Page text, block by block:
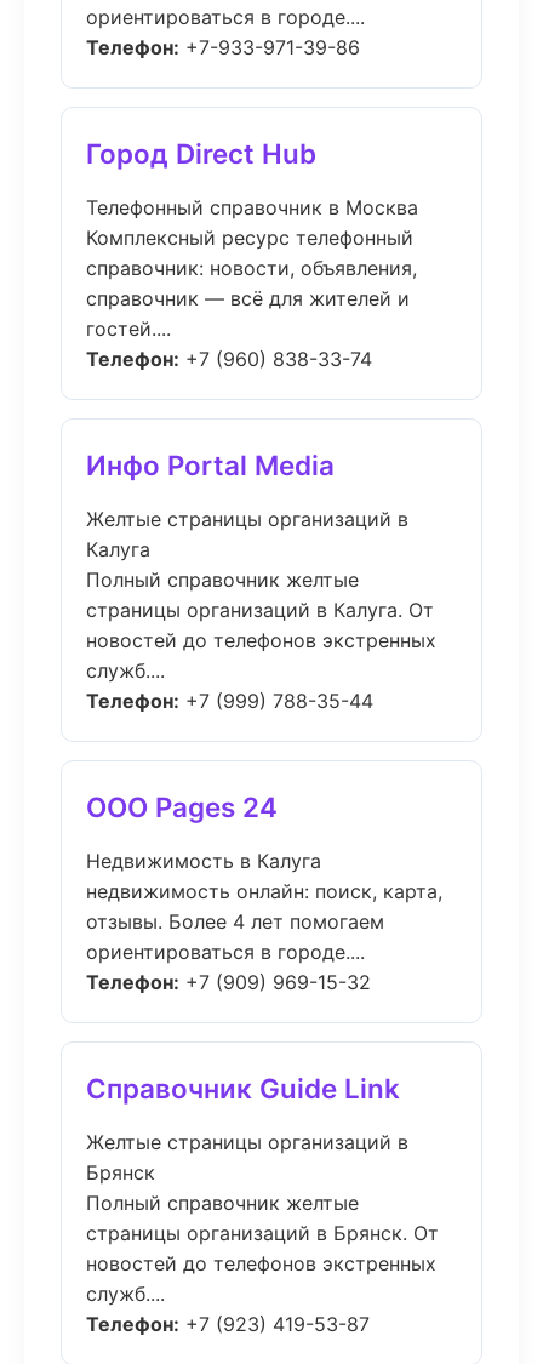
ориентироваться в городе....
Телефон: +7-933-971-39-86
Город Direct Hub
Телефонный справочник в Москва
Комплексный ресурс телефонный
справочник: новости, объявления,
справочник — всё для жителей и
гостей....
Телефон: +7 (960) 838-33-74
Инфо Portal Media
Желтые страницы организаций в
Калуга
Полный справочник желтые
страницы организаций в Калуга. От
новостей до телефонов экстренных
служб....
Телефон: +7 (999) 788-35-44
ООО Pages 24
Недвижимость в Калуга
недвижимость онлайн: поиск, карта,
отзывы. Более 4 лет помогаем
ориентироваться в городе....
Телефон: +7 (909) 969-15-32
Справочник Guide Link
Желтые страницы организаций в
Брянск
Полный справочник желтые
страницы организаций в Брянск. От
новостей до телефонов экстренных
служб....
Телефон: +7 (923) 419-53-87